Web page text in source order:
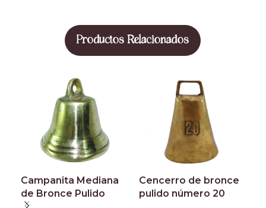
Productos Relacionados
Campanita Mediana
de Bronce Pulido
Cencerro de bronce
pulido número 20